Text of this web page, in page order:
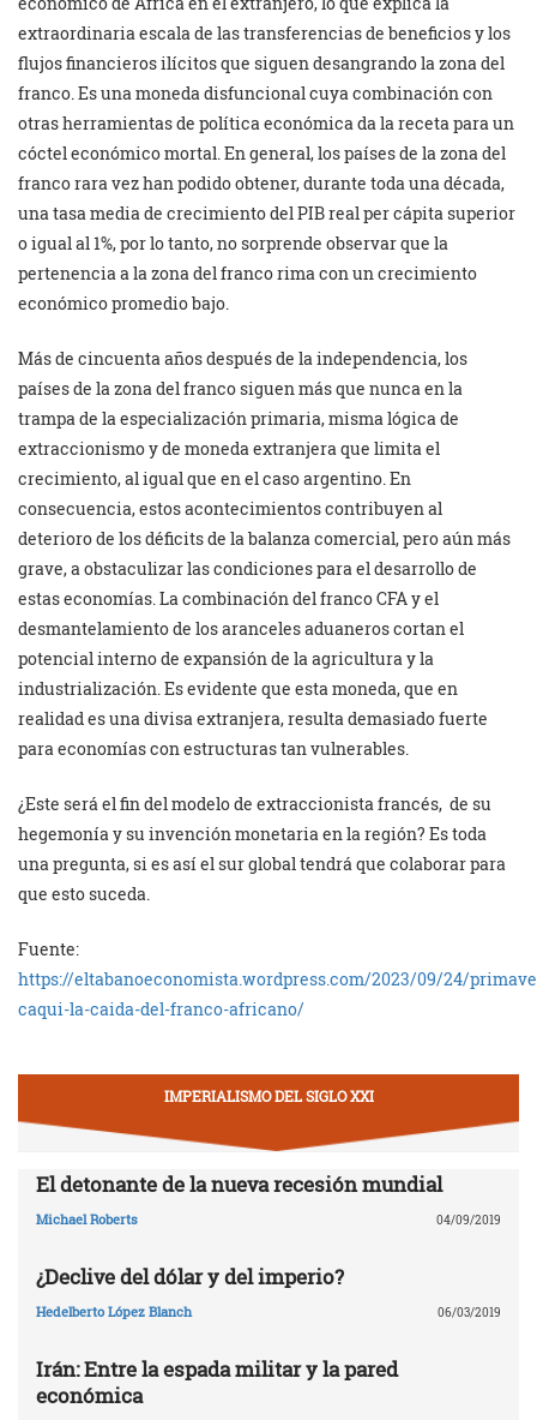
extraordinaria escala de las transferencias de beneficios y los
flujos financieros ilícitos que siguen desangrando la zona del
franco. Es una moneda disfuncional cuya combinación con
otras herramientas de política económica da la receta para un
cóctel económico mortal. En general, los países de la zona del
franco rara vez han podido obtener, durante toda una década,
una tasa media de crecimiento del PIB real per cápita superior
o igual al 1%, por lo tanto, no sorprende observar que la
pertenencia a la zona del franco rima con un crecimiento
económico promedio bajo.
Más de cincuenta años después de la independencia, los
países de la zona del franco siguen más que nunca en la
trampa de la especialización primaria, misma lógica de
extraccionismo y de moneda extranjera que limita el
crecimiento, al igual que en el caso argentino. En
consecuencia, estos acontecimientos contribuyen al
deterioro de los déficits de la balanza comercial, pero aún más
grave, a obstaculizar las condiciones para el desarrollo de
estas economías. La combinación del franco CFA y el
desmantelamiento de los aranceles aduaneros cortan el
potencial interno de expansión de la agricultura y la
industrialización. Es evidente que esta moneda, que en
realidad es una divisa extranjera, resulta demasiado fuerte
para economías con estructuras tan vulnerables.
¿Este será el fin del modelo de extraccionista francés, de su
hegemonía y su invención monetaria en la región? Es toda
una pregunta, si es así el sur global tendrá que colaborar para
que esto suceda.
Fuente:
https://eltabanoeconomista.wordpress.com/2023/09/24/
caqui-la-caida-del-franco-africano/
IMPERIALISMO DEL SIGLO XXI
El detonante de la nueva recesión mundial
Michael Roberts 04/09/2019
¿Declive del dólar y del imperio?
Hedelberto López Blanch 06/03/2019
Irán: Entre la espada militar y la pared
económica